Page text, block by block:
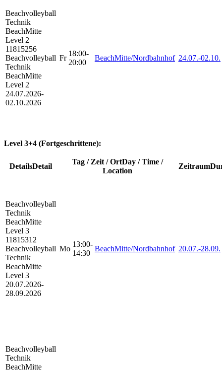
Beachvolleyball
Technik
BeachMitte
Level 2
11815256
Beachvolleyball
Technik
BeachMitte
Level 2
24.07.2026-
02.10.2026
Fr
18:00-
20:00
BeachMitte/Nordbahnhof 24.07.-02.10.
Level 3+4 (Fortgeschrittene):
DetailsDetail
Tag / Zeit / OrtDay / Time /
Location
Zeitraum
Beachvolleyball
Technik
BeachMitte
Level 3
11815312
Beachvolleyball
Technik
BeachMitte
Level 3
20.07.2026-
28.09.2026
Mo
13:00-
14:30
BeachMitte/Nordbahnhof 20.07.-28.09.
Beachvolleyball
Technik
BeachMitte